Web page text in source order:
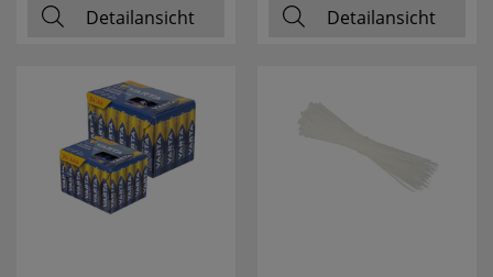
Detailansicht Detailansicht